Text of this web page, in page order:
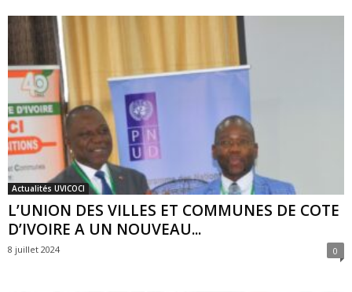
Actualités UVICOCI
L’UNION DES VILLES ET COMMUNES DE COTE
D’IVOIRE A UN NOUVEAU...
8 juillet 2024 0